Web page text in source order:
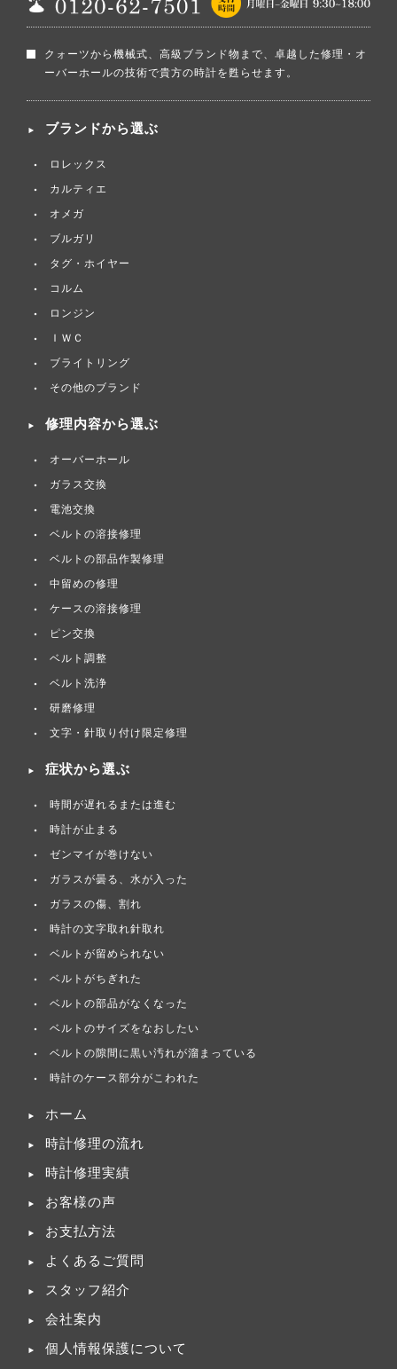
クォーツから機械式、高級ブランド物まで、卓越した修理・オ
ーバーホールの技術で貴方の時計を甦らせます。
ブランドから選ぶ
ロレックス
カルティエ
オメガ
ブルガリ
タグ・ホイヤー
コルム
ロンジン
ＩＷＣ
ブライトリング
その他のブランド
修理内容から選ぶ
オーバーホール
ガラス交換
電池交換
ベルトの溶接修理
ベルトの部品作製修理
中留めの修理
ケースの溶接修理
ピン交換
ベルト調整
ベルト洗浄
研磨修理
文字・針取り付け限定修理
症状から選ぶ
時間が遅れるまたは進む
時計が止まる
ゼンマイが巻けない
ガラスが曇る、水が入った
ガラスの傷、割れ
時計の文字取れ針取れ
ベルトが留められない
ベルトがちぎれた
ベルトの部品がなくなった
ベルトのサイズをなおしたい
ベルトの隙間に黒い汚れが溜まっている
時計のケース部分がこわれた
ホーム
時計修理の流れ
時計修理実績
お客様の声
お支払方法
よくあるご質問
スタッフ紹介
会社案内
個人情報保護について